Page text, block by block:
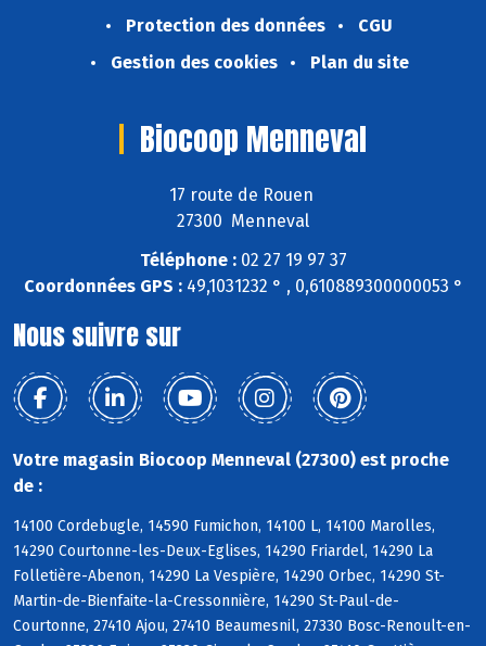
Protection des données
CGU
Gestion des cookies
Plan du site
Biocoop Menneval
17 route de Rouen
27300 Menneval
Téléphone :02 27 19 97 37
Coordonnées GPS :49,1031232 ° , 0,610889300000053 °
Nous suivre sur
Votre magasin Biocoop Menneval (27300) est proche
de :
14100 Cordebugle, 14590 Fumichon, 14100 L, 14100 Marolles,
14290 Courtonne-les-Deux-Eglises, 14290 Friardel, 14290 La
Folletière-Abenon, 14290 La Vespière, 14290 Orbec, 14290 St-
Martin-de-Bienfaite-la-Cressonnière, 14290 St-Paul-de-
Courtonne, 27410 Ajou, 27410 Beaumesnil, 27330 Bosc-Renoult-en-